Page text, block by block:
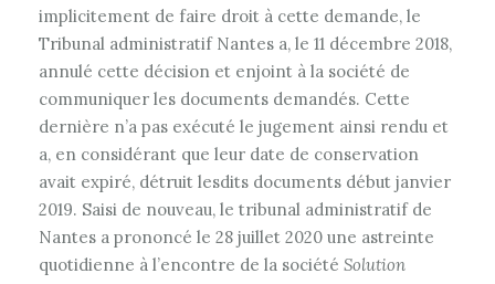
implicitement de faire droit à cette demande, le
Tribunal administratif Nantes a, le 11 décembre 2018,
annulé cette décision et enjoint à la société de
communiquer les documents demandés. Cette
dernière n’a pas exécuté le jugement ainsi rendu et
a, en considérant que leur date de conservation
avait expiré, détruit lesdits documents début janvier
2019. Saisi de nouveau, le tribunal administratif de
Nantes a prononcé le 28 juillet 2020 une astreinte
quotidienne à l’encontre de la société Solution